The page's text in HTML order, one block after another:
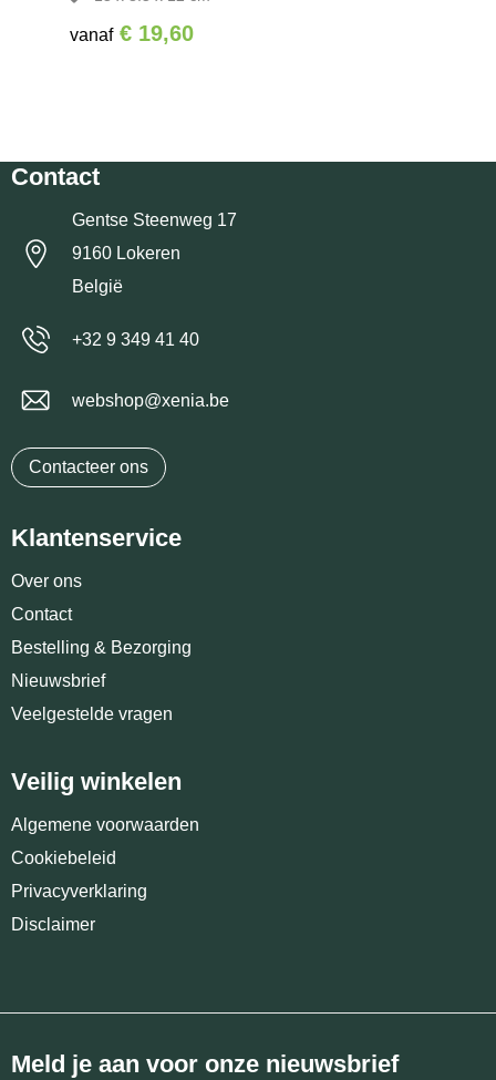
vanaf € 19,60
Contact
Gentse Steenweg 17
9160 Lokeren
België
+32 9 349 41 40
webshop@xenia.be
Contacteer ons
Klantenservice
Over ons
Contact
Bestelling & Bezorging
Nieuwsbrief
Veelgestelde vragen
Veilig winkelen
Algemene voorwaarden
Cookiebeleid
Privacyverklaring
Disclaimer
Meld je aan voor onze nieuwsbrief